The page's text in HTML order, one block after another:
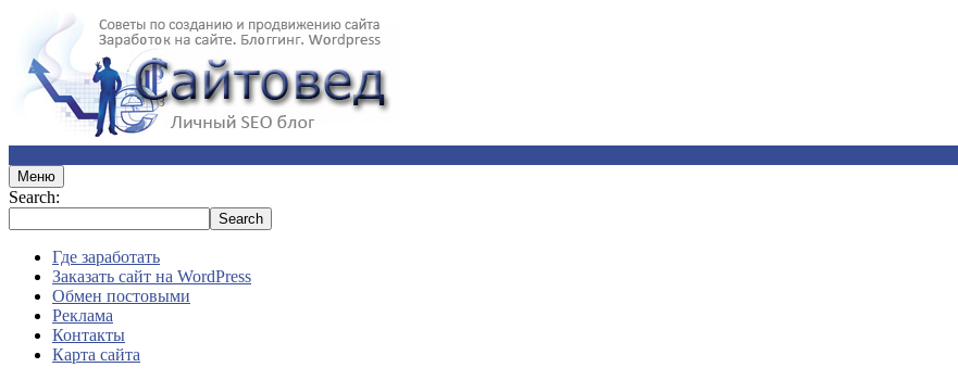
Меню
Search:
Где заработать
Заказать сайт на WordPress
Обмен постовыми
Реклама
Контакты
Карта сайта